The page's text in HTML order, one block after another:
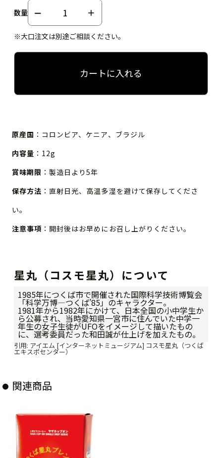
数量
※大口注文は別途ご相談ください。
カートに入れる
原産国 ：コロンビア、ケニア、ブラジル
内容量 ：12g
賞味期限 ：製造日より5年
保存方法 ：直射日光、高温多湿を避けて保存してくださ
い。
注意事項 ：開封後はお早めにお召し上がりください。
星丸（コスモ星丸）について
1985年につくば市で開催された国際科学技術博覧会
「科学万博―つくば’85」のキャラクター。
1981年から1982年にかけて、日本全国の小中学生か
ら公募され、当時愛知県一宮市に住んでいた中学一
年生の女子生徒がUFOをイメージして描いたもの
に、選考委員だった和田誠が仕上げを加えたもの。
引用: アイエム [インターネットミュージアム] コスモ星丸（つくば
エキスポセンター）
関連商品